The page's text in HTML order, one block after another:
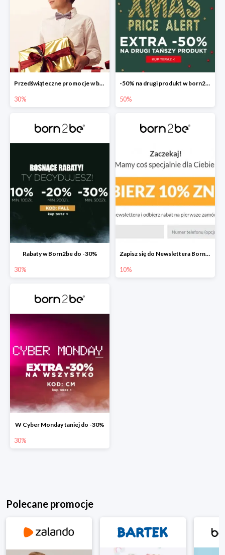
Przedświąteczne promocje w born2be do -30%
30%
-50% na drugi produkt w born2be
50%
Rabaty w Born2be do -30%
30%
Zapisz się do Newslettera Born2be i zyskaj 10% rabatu
10%
W Cyber Monday taniej do -30%
30%
Polecane promocje